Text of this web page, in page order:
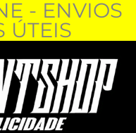
- ENVIOS
ÚTEIS